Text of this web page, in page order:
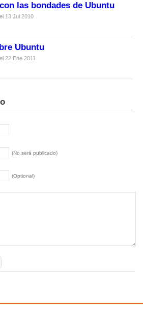
las bondades de Ubuntu
13 Jul 2010
Ubuntu
22 Ene 2011
(No será publicado)
(Optional)